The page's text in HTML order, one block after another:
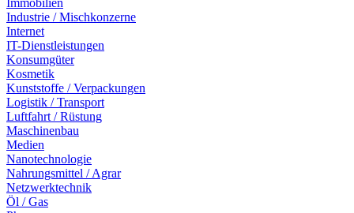
Immobilien
Industrie / Mischkonzerne
Internet
IT-Dienstleistungen
Konsumgüter
Kosmetik
Kunststoffe / Verpackungen
Logistik / Transport
Luftfahrt / Rüstung
Maschinenbau
Medien
Nanotechnologie
Nahrungsmittel / Agrar
Netzwerktechnik
Öl / Gas